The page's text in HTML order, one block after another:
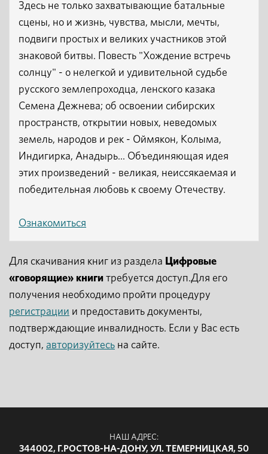
Здесь не только захватывающие батальные
сцены, но и жизнь, чувства, мысли, мечты,
подвиги простых и великих участников этой
знаковой битвы. Повесть "Хождение встречь
солнцу" - о нелегкой и удивительной судьбе
русского землепроходца, ленского казака
Семена Дежнева; об освоении сибирских
пространств, открытии новых, неведомых
земель, народов и рек - Оймякон, Колыма,
Индигирка, Анадырь... Объединяющая идея
этих произведений - великая, неиссякаемая и
победительная любовь к своему Отечеству.
Ознакомиться
Для скачивания книг из раздела Цифровые
«говорящие» книги требуется доступ.Для его
получения необходимо пройти процедуру
регистрации и предоставить документы,
подтверждающие инвалидность. Если у Вас есть
доступ, авторизуйтесь на сайте.
НАШ АДРЕС:
344002, Г.РОСТОВ-НА-ДОНУ, УЛ. ТЕМЕРНИЦКАЯ, 50